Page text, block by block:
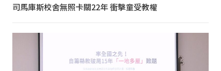
司馬庫斯校舍無照卡關22年 衝擊童受教權